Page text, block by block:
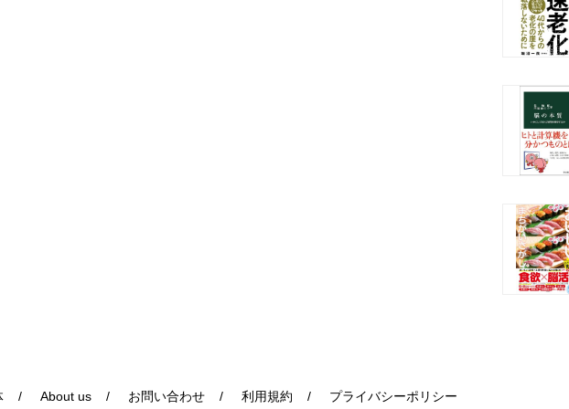
About us お問い合わせ 利用規約 プライバシーポリシー